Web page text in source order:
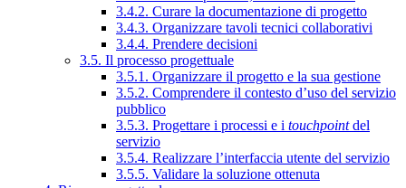
3.4.2. Curare la documentazione di progetto
3.4.3. Organizzare tavoli tecnici collaborativi
3.4.4. Prendere decisioni
3.5. Il processo progettuale
3.5.1. Organizzare il progetto e la sua gestione
3.5.2. Comprendere il contesto d’uso del servizio
pubblico
3.5.3. Progettare i processi e i touchpointdel
servizio
3.5.4. Realizzare l’interfaccia utente del servizio
3.5.5. Validare la soluzione ottenuta